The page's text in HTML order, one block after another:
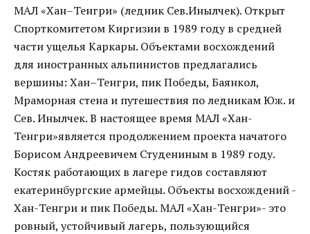
МАЛ «Хан–Тенгри» (ледник Сев.Инылчек). Открыт
Спорткомитетом Киргизии в 1989 году в средней
части ущелья Каркары. Объектами восхождений
для иностранных альпинистов предлагались
вершины: Хан–Тенгри, пик Победы, Баянкол,
Мраморная стена и путешествия по ледникам Юж. и
Сев. Инылчек. В настоящее время МАЛ «Хан-
Тенгри»является продолжением проекта начатого
Борисом Андреевичем Студениным в 1989 году.
Костяк работающих в лагере гидов составляют
екатеринбургские армейцы. Объекты восхождений -
Хан-Тенгри и пик Победы. МАЛ «Хан-Тенгри»- это
ровный, устойчивый лагерь, пользующийся